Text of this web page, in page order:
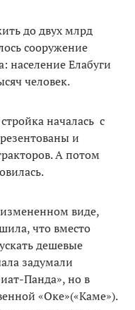
до двух млрд
сооружение
население Елабуги
человек.
началась с
и
А потом
виде,
что вместо
дешевые
задумали
Панда», но в
«Оке»(«Каме»).